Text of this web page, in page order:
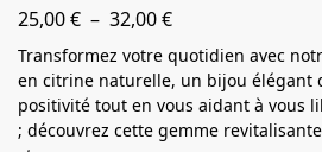
25,00€ – 32,00€
Transformez votre quotidien avec
en citrine naturelle, un bijou élégant
positivité tout en vous aidant à vous
; découvrez cette gemme